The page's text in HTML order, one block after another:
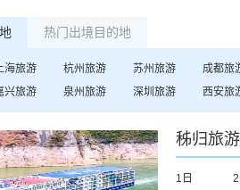
热门出境目的地
海旅游 杭州旅游 苏州旅游 成都旅
兴旅游 泉州旅游 深圳 旅游 西安旅
秭归 旅
1日